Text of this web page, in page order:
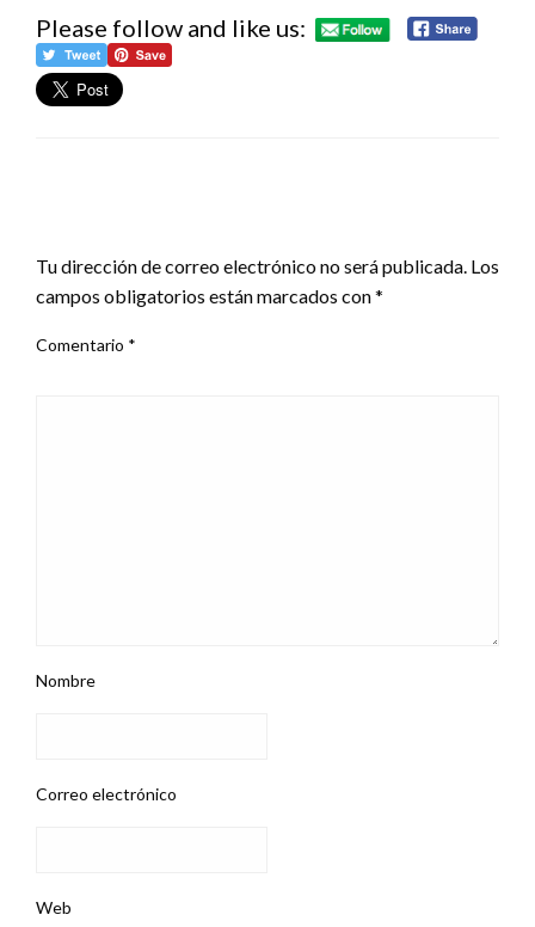
Please follow and like us:
Tu dirección de correo electrónico no será publicada. Los
campos obligatorios están marcados con*
Comentario *
Nombre
Correo electrónico
Web